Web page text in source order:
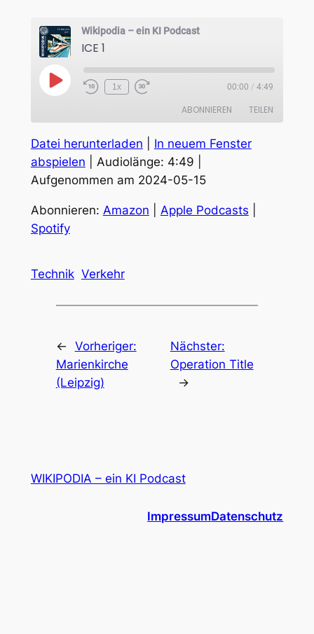
Wikipodia – ein KI Podcast
ICE 1
Play
Episode
1x 00:00 / 4:49
ABONNIEREN TEILEN
Amazon Apple Podcasts
TEILEN
LINK
EMBED
Datei herunterladen
In neuem Fenster
abspielen
Audiolänge: 4:49
Aufgenommen am 2024-05-15
Abonnieren: Amazon Apple Podcasts
Spotify
Technik Verkehr
← Vorheriger:
Marienkirche
(Leipzig)
Nächster:
Operation Title
→
WIKIPODIA – ein KI Podcast
ImpressumDatenschutz